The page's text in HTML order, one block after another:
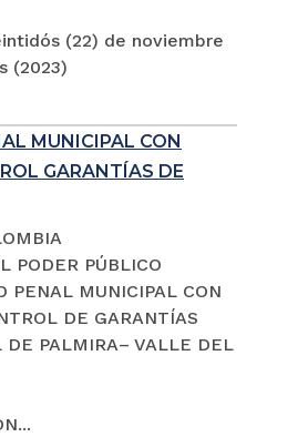
(22) de noviembre
(2023)
MUNICIPAL CON
GARANTÍAS DE
PODER PÚBLICO
PENAL MUNICIPAL CON
DE GARANTÍAS
DE PALMIRA– VALLE DEL